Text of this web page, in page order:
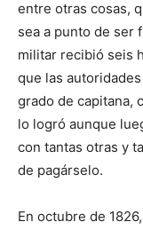
entre otras cosas,
sea a punto de ser
militar recibió seis
que las
grado de capitana,
lo logró aunque
con tantas otras y
de pagárselo.
En octubre de